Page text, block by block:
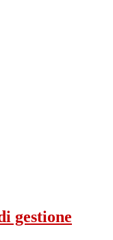
gestione